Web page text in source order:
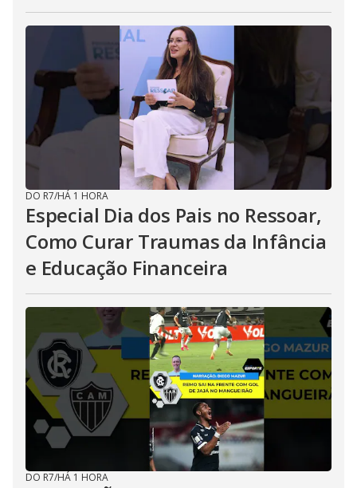
DO R7/HÁ 1 HORA
Especial Dia dos Pais no Ressoar,
Como Curar Traumas da Infância
e Educação Financeira
DO R7/HÁ 1 HORA